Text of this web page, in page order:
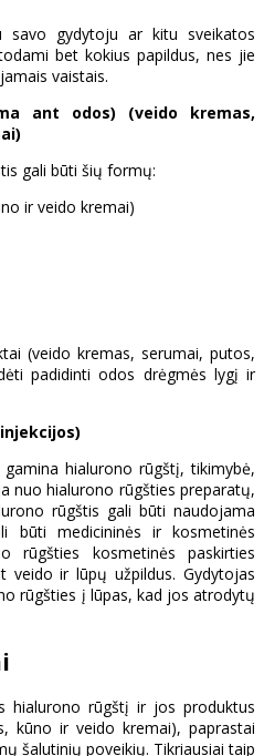
savo gydytoju ar kitu sveikatos
bet kokius papildus, nes jie
vaistais.
ant odos) (veido kremas,
gali būti šių formų:
ir veido kremai)
(veido kremas, serumai, putos,
padidinti odos drėgmės lygį ir
hialurono rūgštį, tikimybė,
nuo hialurono rūgšties preparatų,
rūgštis gali būti naudojama
būti medicininės ir kosmetinės
rūgšties kosmetinės paskirties
veido ir lūpų užpildus. Gydytojas
rūgšties į lūpas, kad jos atrodytų
hialurono rūgštį ir jos produktus
kūno ir veido kremai), paprastai
šalutinių poveikių. Tikriausiai taip